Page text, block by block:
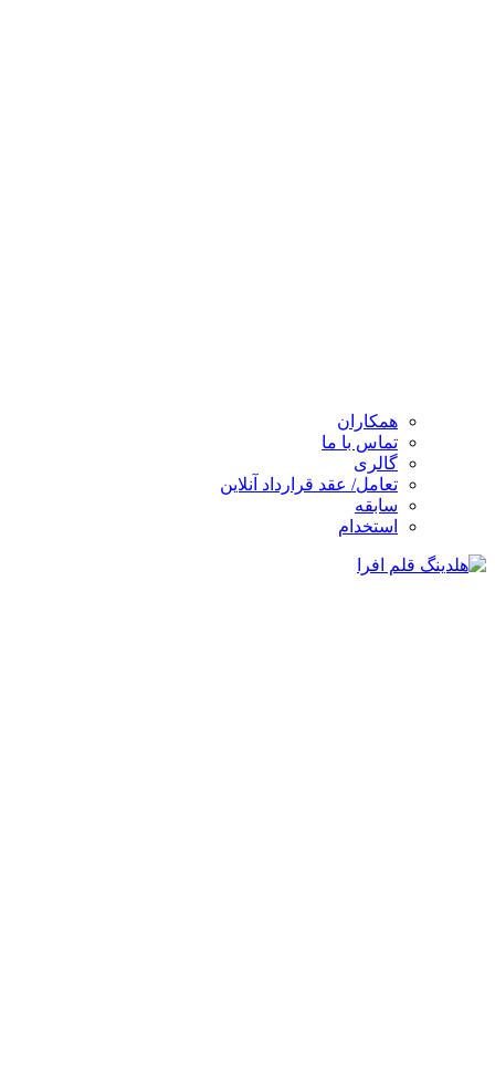
همکاران
تماس با ما
گالری
تعامل/ عقد قرارداد آنلاین
سابقه
استخدام